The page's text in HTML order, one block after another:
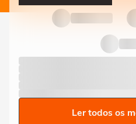
Ler todos os